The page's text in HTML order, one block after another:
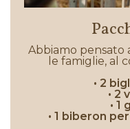
Abbiamo pensato
le famiglie, al
• 2
• 2
• 1
• 1 biberon